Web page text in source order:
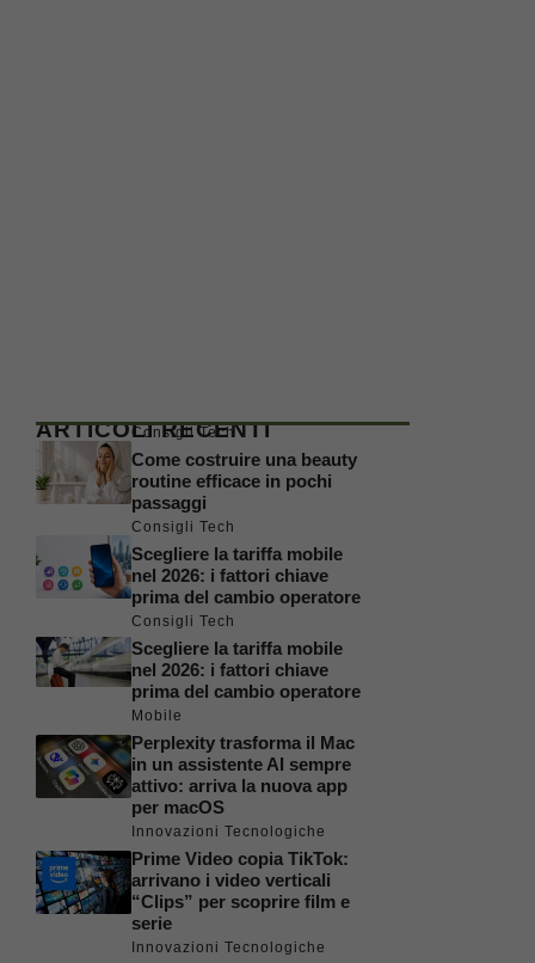
ARTICOLI RECENTI
Consigli Tech
Come costruire una beauty
routine efficace in pochi
passaggi
Consigli Tech
Scegliere la tariffa mobile
nel 2026: i fattori chiave
prima del cambio operatore
Consigli Tech
Scegliere la tariffa mobile
nel 2026: i fattori chiave
prima del cambio operatore
Mobile
Perplexity trasforma il Mac
in un assistente AI sempre
attivo: arriva la nuova app
per macOS
Innovazioni Tecnologiche
Prime Video copia TikTok:
arrivano i video verticali
“Clips” per scoprire film e
serie
Innovazioni Tecnologiche